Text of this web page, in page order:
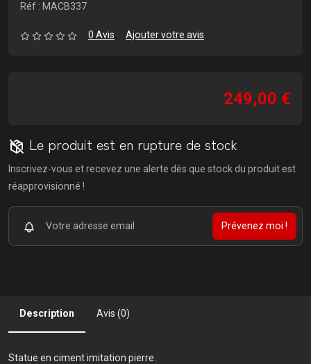
Réf : MACB337
0 Avis Ajouter votre avis
249,00 €
Le produit est en rupture de stock
Inscrivez-vous et recevez une alerte dès que stock du produit est
réapprovisionné !
Prévenez moi !
Description Avis (0)
Statue en ciment imitation pierre.